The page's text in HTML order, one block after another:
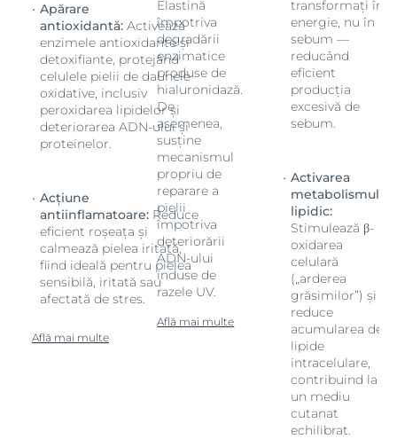
Apărare
antioxidantă:Activează
enzimele antioxidante și
detoxifiante, protejând
celulele pielii de daunele
oxidative, inclusiv
peroxidarea lipidelor și
deteriorarea ADN-ului și
proteinelor.
Acțiune
antiinflamatoare:Reduce
eficient roșeața și
calmează pielea iritată,
fiind ideală pentru pielea
sensibilă, iritată sau
afectată de stres.
Află mai multe
Elastină
împotriva
degradării
enzimatice
produse de
hialuronidază.
De
asemenea,
susține
mecanismul
propriu de
reparare a
pielii
împotriva
deteriorării
ADN-ului
induse de
razele UV.
Află mai multe
transformați în
energie, nu în
sebum —
reducând
eficient
producția
excesivă de
sebum.
Activarea
metabolismului
lipidic:
Stimulează β-
oxidarea
celulară
(„arderea
grăsimilor”) și
reduce
acumularea de
lipide
intracelulare,
contribuind la
un mediu
cutanat
echilibrat.